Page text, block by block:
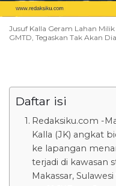
Jusuf Kalla Geram Lahan
GMTD, Tegaskan Tak Akan
Daftar isi
Redaksiku.com -
Kalla (JK) angkat
ke lapangan
terjadi di kawasan
Makassar,